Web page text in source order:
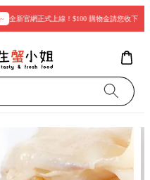
全新官網正式上線！$100 購物金請您收下